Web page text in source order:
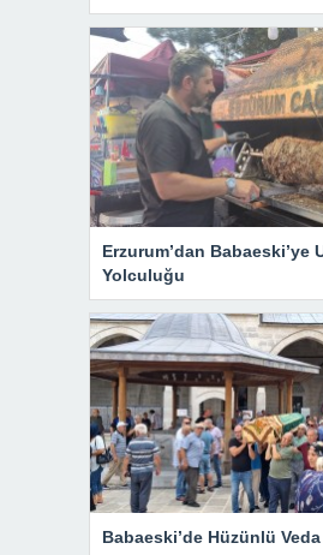
Erzurum’dan Babaeski’ye
Yolculuğu
Babaeski’de Hüzünlü Veda